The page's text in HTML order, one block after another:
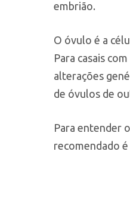
embrião.
O óvulo é a
Para casais
alterações
de óvulos de
Para entender
recomendado